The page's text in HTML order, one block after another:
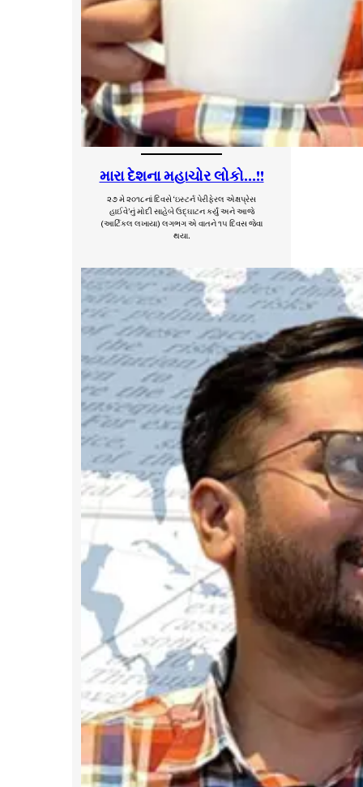
મારા દેશના મહાચોર લોકો…!!
૨૭ મે ૨૦૧૮નાં દિવસે ‘ઇસ્ટર્ન પેરીફેરલ એક્ષપ્રેસ
હાઈવે’નું મોદી સાહેબે ઉદ્ઘાટન કર્યું અને આજે
(આર્ટિકલ લખાયા) લગભગ એ વાતને ૧૫ દિવસ જેવા
થયા.